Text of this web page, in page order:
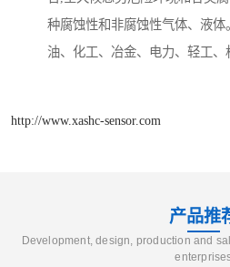
种腐蚀性和非腐蚀性气体、液
油、化工、冶金、电力、轻工、
http://www.xashc-sensor.com
产品推
Development, design, production and